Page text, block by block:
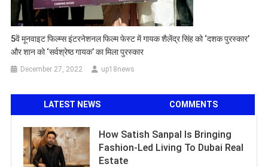
5वें मूनवाइट फिल्म्स इंटरनेशनल फिल्म फेस्ट में गायक शैलेंद्र सिंह को ‘दशक पुरस्कार’
और शान को ‘सर्वश्रेष्ठ गायक’ का मिला पुरस्कार
December 27, 2022 up18news
LATEST NEWS COMMENTS
How Satish Sanpal Is Bringing
Fashion-Led Living To Dubai Real
Estate